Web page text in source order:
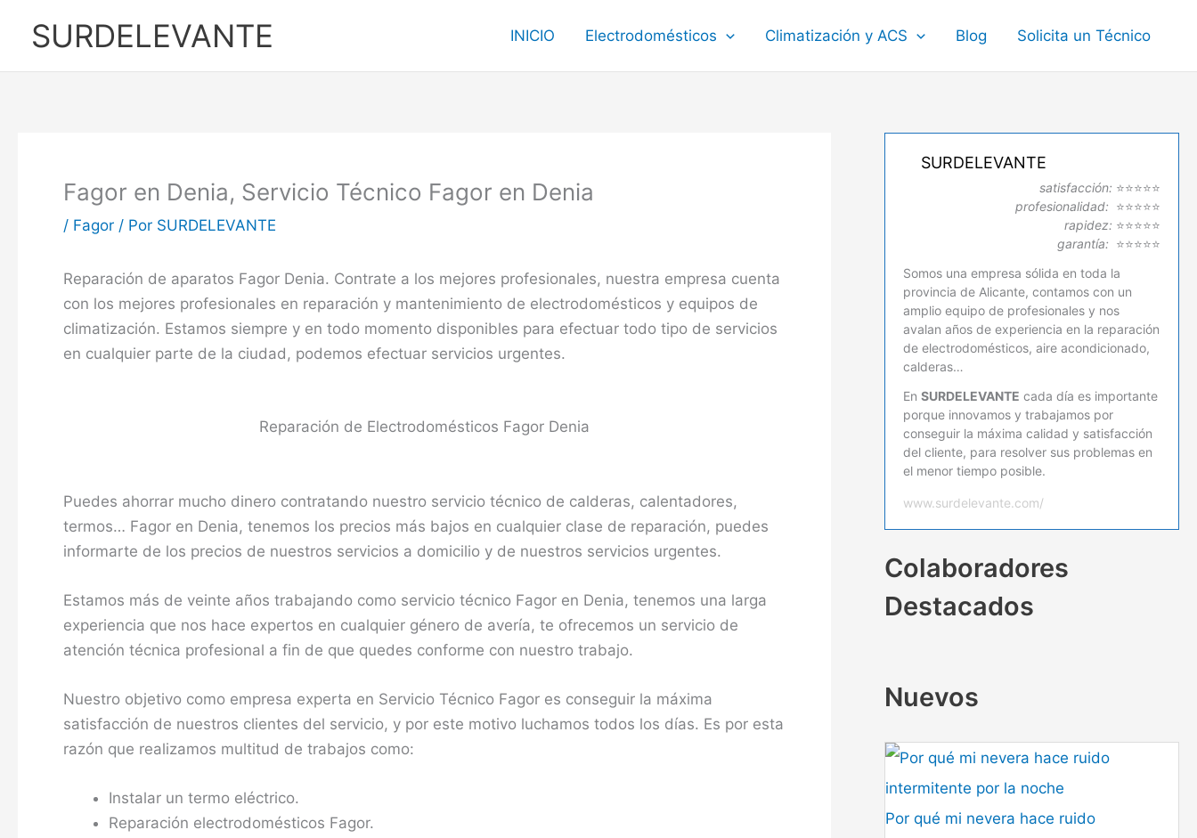
SURDELEVANTE INICIO Electrodomésticos Climatización y ACS Blog Solicita un Técnico
Fagor en Denia, Servicio Técnico Fagor en Denia
/ Fagor / Por SURDELEVANTE
Reparación de aparatos Fagor Denia. Contrate a los mejores profesionales, nuestra empresa cuenta
con los mejores profesionales en reparación y mantenimiento de electrodomésticos y equipos de
climatización. Estamos siempre y en todo momento disponibles para efectuar todo tipo de servicios
en cualquier parte de la ciudad, podemos efectuar servicios urgentes.
Reparación de Electrodomésticos Fagor Denia
Puedes ahorrar mucho dinero contratando nuestro servicio técnico de calderas, calentadores,
termos… Fagor en Denia, tenemos los precios más bajos en cualquier clase de reparación, puedes
informarte de los precios de nuestros servicios a domicilio y de nuestros servicios urgentes.
Estamos más de veinte años trabajando como servicio técnico Fagor en Denia, tenemos una larga
experiencia que nos hace expertos en cualquier género de avería, te ofrecemos un servicio de
atención técnica profesional a fin de que quedes conforme con nuestro trabajo.
Nuestro objetivo como empresa experta en Servicio Técnico Fagor es conseguir la máxima
satisfacción de nuestros clientes del servicio, y por este motivo luchamos todos los días. Es por esta
razón que realizamos multitud de trabajos como:
Instalar un termo eléctrico.
Reparación electrodomésticos Fagor.
SURDELEVANTE
satisfacción: ⭐⭐⭐⭐⭐
profesionalidad: ⭐⭐⭐⭐⭐
rapidez: ⭐⭐⭐⭐⭐
garantía: ⭐⭐⭐⭐⭐
Somos una empresa sólida en toda la
provincia de Alicante, contamos con un
amplio equipo de profesionales y nos
avalan años de experiencia en la reparación
de electrodomésticos, aire acondicionado,
calderas…
En SURDELEVANTE cada día es importante
porque innovamos y trabajamos por
conseguir la máxima calidad y satisfacción
del cliente, para resolver sus problemas en
el menor tiempo posible.
www.surdelevante.com/
Colaboradores
Destacados
Nuevos
Por qué mi nevera hace ruido